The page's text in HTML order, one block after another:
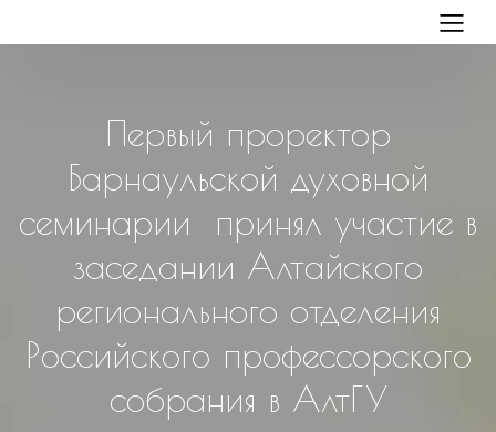
Первый проректор
Барнаульской духовной
семинарии принял участие в
заседании Алтайского
регионального отделения
Российского профессорского
собрания в АлтГУ